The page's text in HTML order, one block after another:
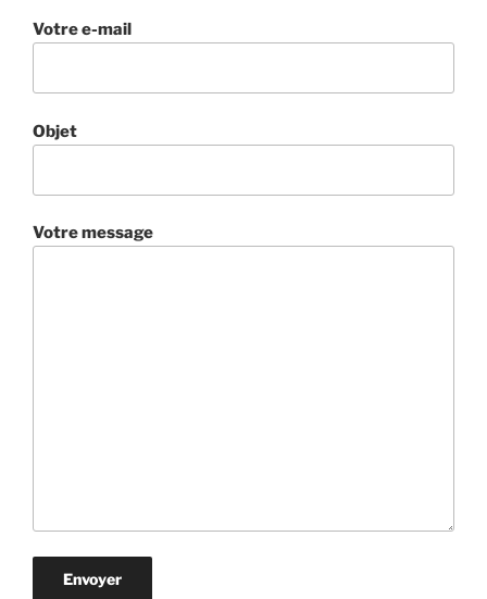
Votre e-mail
Objet
Votre message